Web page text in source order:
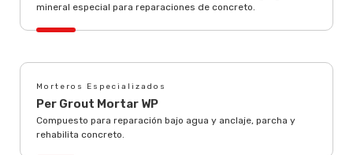
mineral especial para reparaciones de concreto.
Morteros Especializados
Per Grout Mortar WP
Compuesto para reparación bajo agua y anclaje, parcha y
rehabilita concreto.